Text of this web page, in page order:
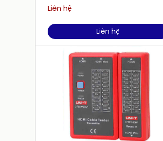
Liên hệ
Liên hệ